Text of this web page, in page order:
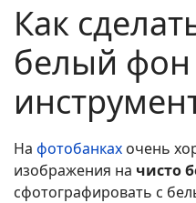
Как
белый
На фотобанках очень
изображения на чисто
сфотографировать с